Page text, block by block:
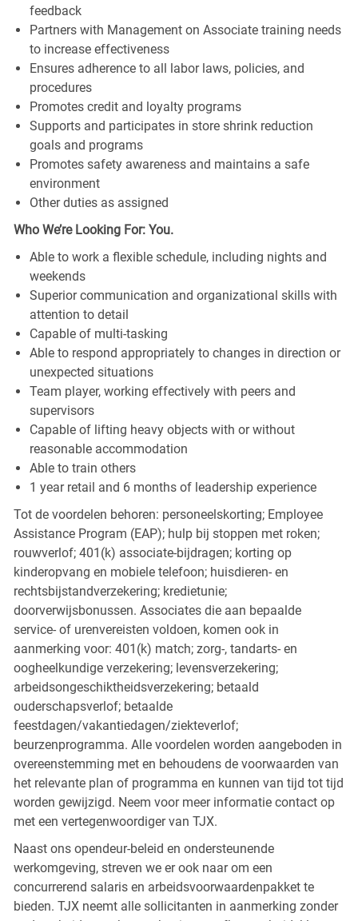
feedback
Partners with Management on Associate training needs
to increase effectiveness
Ensures adherence to all labor laws, policies, and
procedures
Promotes credit and loyalty programs
Supports and participates in store shrink reduction
goals and programs
Promotes safety awareness and maintains a safe
environment
Other duties as assigned
Who We’re Looking For: You.
Able to work a flexible schedule, including nights and
weekends
Superior communication and organizational skills with
attention to detail
Capable of multi-tasking
Able to respond appropriately to changes in direction or
unexpected situations
Team player, working effectively with peers and
supervisors
Capable of lifting heavy objects with or without
reasonable accommodation
Able to train others
1 year retail and 6 months of leadership experience
Tot de voordelen behoren: personeelskorting; Employee
Assistance Program (EAP); hulp bij stoppen met roken;
rouwverlof; 401(k) associate-bijdragen; korting op
kinderopvang en mobiele telefoon; huisdieren- en
rechtsbijstandverzekering; kredietunie;
doorverwijsbonussen. Associates die aan bepaalde
service- of urenvereisten voldoen, komen ook in
aanmerking voor: 401(k) match; zorg-, tandarts- en
oogheelkundige verzekering; levensverzekering;
arbeidsongeschiktheidsverzekering; betaald
ouderschapsverlof; betaalde
feestdagen/vakantiedagen/ziekteverlof;
beurzenprogramma. Alle voordelen worden aangeboden in
overeenstemming met en behoudens de voorwaarden van
het relevante plan of programma en kunnen van tijd tot tijd
worden gewijzigd. Neem voor meer informatie contact op
met een vertegenwoordiger van TJX.
Naast ons opendeur-beleid en ondersteunende
werkomgeving, streven we er ook naar om een
concurrerend salaris en arbeidsvoorwaardenpakket te
bieden. TJX neemt alle sollicitanten in aanmerking zonder